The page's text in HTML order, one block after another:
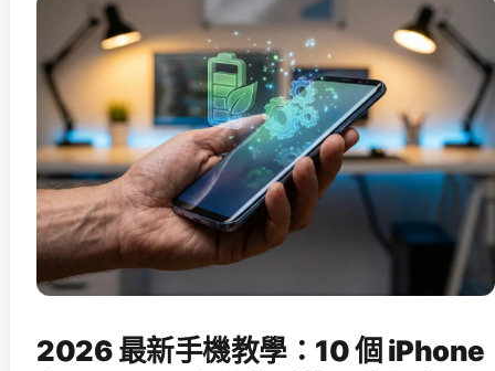
2026 最新手機教學：10 個 iPhone